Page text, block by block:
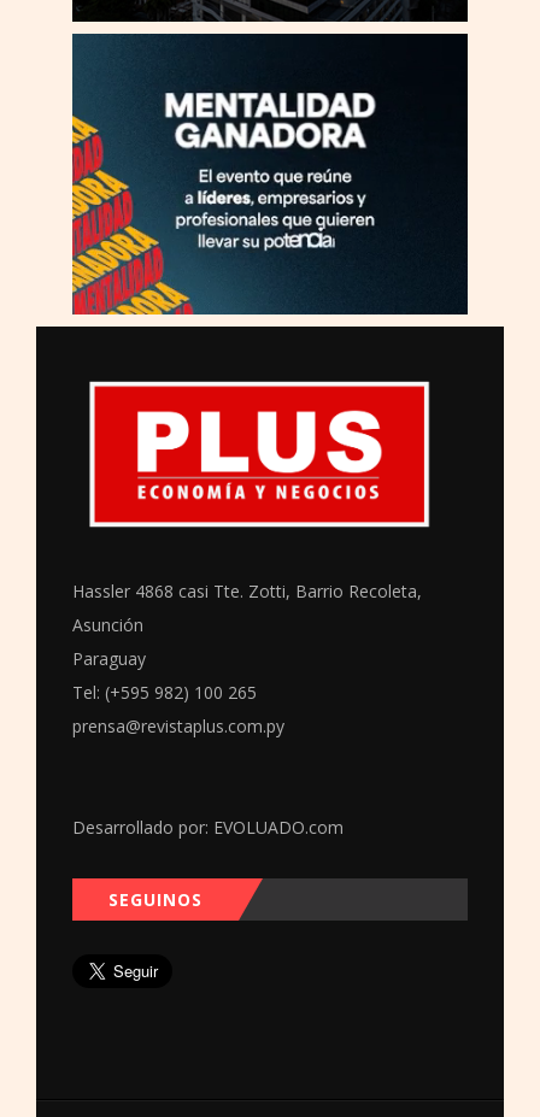
Hassler 4868 casi Tte. Zotti, Barrio Recoleta,
Asunción
Paraguay
Tel: (+595 982) 100 265
prensa@revistaplus.com.py
Desarrollado por: EVOLUADO.com
SEGUINOS